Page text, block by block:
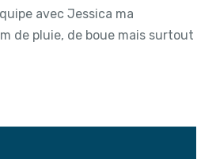
avec Jessica ma
de pluie, de boue mais surtout